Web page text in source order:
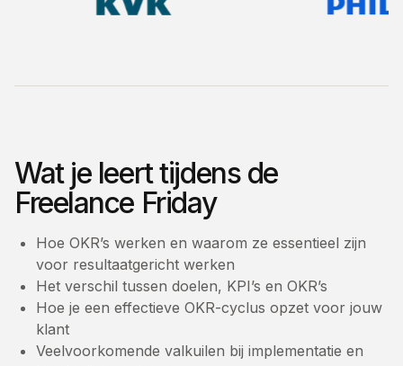
Wat je leert tijdens de
Freelance Friday
Hoe OKR’s werken en waarom ze essentieel zijn
voor resultaatgericht werken
Het verschil tussen doelen, KPI’s en OKR’s
Hoe je een effectieve OKR-cyclus opzet voor jouw
klant
Veelvoorkomende valkuilen bij implementatie en